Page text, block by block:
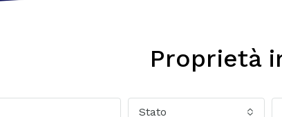
Proprietà
Stato